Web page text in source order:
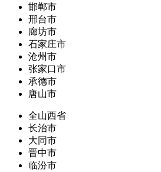
邯郸市
邢台市
廊坊市
石家庄市
沧州市
张家口市
承德市
唐山市
全山西省
长治市
大同市
晋中市
临汾市